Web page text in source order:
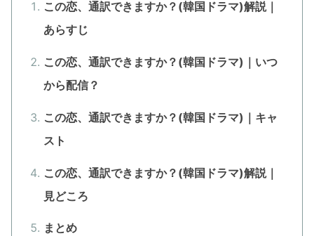
この恋、通訳できますか？(韓国ドラマ)解説｜
あらすじ
この恋、通訳できますか？(韓国ドラマ)｜いつ
から配信？
この恋、通訳できますか？(韓国ドラマ)｜キャ
スト
この恋、通訳できますか？(韓国ドラマ)解説｜
見どころ
まとめ